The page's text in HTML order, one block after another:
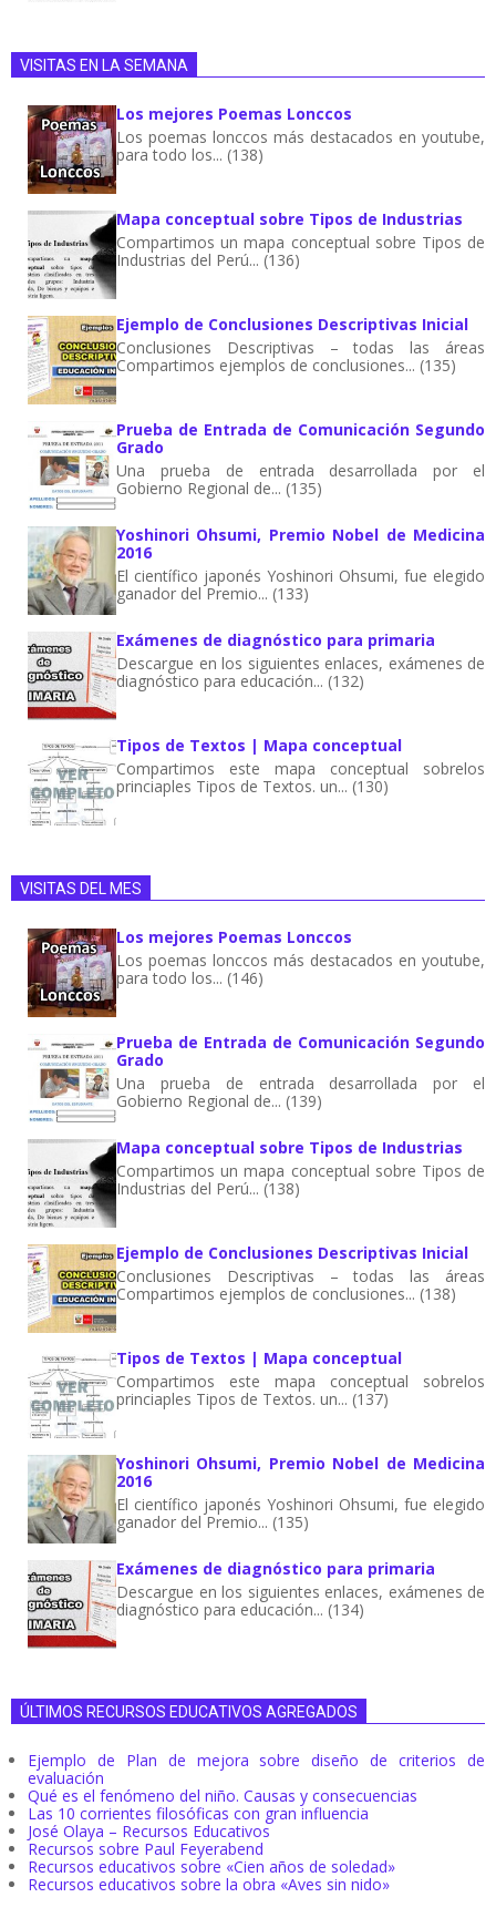
VISITAS EN LA SEMANA
Los mejores Poemas Lonccos
Los poemas lonccos más destacados en youtube,
para todo los... (138)
Mapa conceptual sobre Tipos de Industrias
Compartimos un mapa conceptual sobre Tipos de
Industrias del Perú... (136)
Ejemplo de Conclusiones Descriptivas Inicial
Conclusiones Descriptivas – todas las áreas
Compartimos ejemplos de conclusiones... (135)
Prueba de Entrada de Comunicación Segundo
Grado
Una prueba de entrada desarrollada por el
Gobierno Regional de... (135)
Yoshinori Ohsumi, Premio Nobel de Medicina
2016
El científico japonés Yoshinori Ohsumi, fue elegido
ganador del Premio... (133)
Exámenes de diagnóstico para primaria
Descargue en los siguientes enlaces, exámenes de
diagnóstico para educación... (132)
Tipos de Textos | Mapa conceptual
Compartimos este mapa conceptual sobrelos
princiaples Tipos de Textos. un... (130)
VISITAS DEL MES
Los mejores Poemas Lonccos
Los poemas lonccos más destacados en youtube,
para todo los... (146)
Prueba de Entrada de Comunicación Segundo
Grado
Una prueba de entrada desarrollada por el
Gobierno Regional de... (139)
Mapa conceptual sobre Tipos de Industrias
Compartimos un mapa conceptual sobre Tipos de
Industrias del Perú... (138)
Ejemplo de Conclusiones Descriptivas Inicial
Conclusiones Descriptivas – todas las áreas
Compartimos ejemplos de conclusiones... (138)
Tipos de Textos | Mapa conceptual
Compartimos este mapa conceptual sobrelos
princiaples Tipos de Textos. un... (137)
Yoshinori Ohsumi, Premio Nobel de Medicina
2016
El científico japonés Yoshinori Ohsumi, fue elegido
ganador del Premio... (135)
Exámenes de diagnóstico para primaria
Descargue en los siguientes enlaces, exámenes de
diagnóstico para educación... (134)
ÚLTIMOS RECURSOS EDUCATIVOS AGREGADOS
Ejemplo de Plan de mejora sobre diseño de criterios de
evaluación
Qué es el fenómeno del niño. Causas y consecuencias
Las 10 corrientes filosóficas con gran influencia
José Olaya – Recursos Educativos
Recursos sobre Paul Feyerabend
Recursos educativos sobre «Cien años de soledad»
Recursos educativos sobre la obra «Aves sin nido»